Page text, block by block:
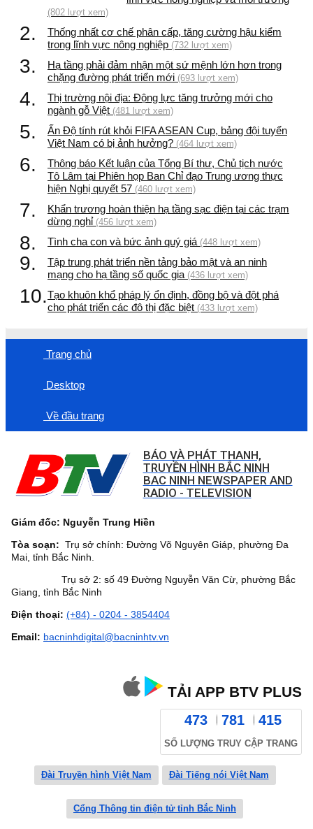
(802 lượt xem)
2.
Thống nhất cơ chế phân cấp, tăng cường hậu kiểm
trong lĩnh vực nông nghiệp (732 lượt xem)
3.
Hạ tầng phải đảm nhận một sứ mệnh lớn hơn trong
chặng đường phát triển mới (693 lượt xem)
4.
Thị trường nội địa: Động lực tăng trưởng mới cho
ngành gỗ Việt (481 lượt xem)
5.
Ấn Độ tính rút khỏi FIFA ASEAN Cup, bảng đội tuyển
Việt Nam có bị ảnh hưởng? (464 lượt xem)
6.
Thông báo Kết luận của Tổng Bí thư, Chủ tịch nước
Tô Lâm tại Phiên họp Ban Chỉ đạo Trung ương thực
hiện Nghị quyết 57 (460 lượt xem)
7.
Khẩn trương hoàn thiện hạ tầng sạc điện tại các trạm
dừng nghỉ (456 lượt xem)
8. Tình cha con và bức ảnh quý giá (448 lượt xem)
9.
Tập trung phát triển nền tảng bảo mật và an ninh
mạng cho hạ tầng số quốc gia (436 lượt xem)
10.Tạo khuôn khổ pháp lý ổn định, đồng bộ và đột phá
cho phát triển các đô thị đặc biệt (433 lượt xem)
Trang chủ
Desktop
Về đầu trang
BÁO VÀ PHÁT THANH,
TRUYỀN HÌNH BẮC NINH
BAC NINH NEWSPAPER AND
RADIO - TELEVISION
Giám đốc: Nguyễn Trung Hiền
Tòa soạn: Trụ sở chính: Đường Võ Nguyên Giáp, phường Đa
Mai, tỉnh Bắc Ninh.
Trụ sở 2: số 49 Đường Nguyễn Văn Cừ, phường Bắc
Giang, tỉnh Bắc Ninh
Điện thoại: (+84) - 0204 - 3854404
Email: bacninhdigital@bacninhtv.vn
TẢI APP BTV PLUS
473 781 415
SỐ LƯỢNG TRUY CẬP TRANG
Đài Truyền hình Việt Nam Đài Tiếng nói Việt Nam
Cổng Thông tin điện tử tỉnh Bắc Ninh